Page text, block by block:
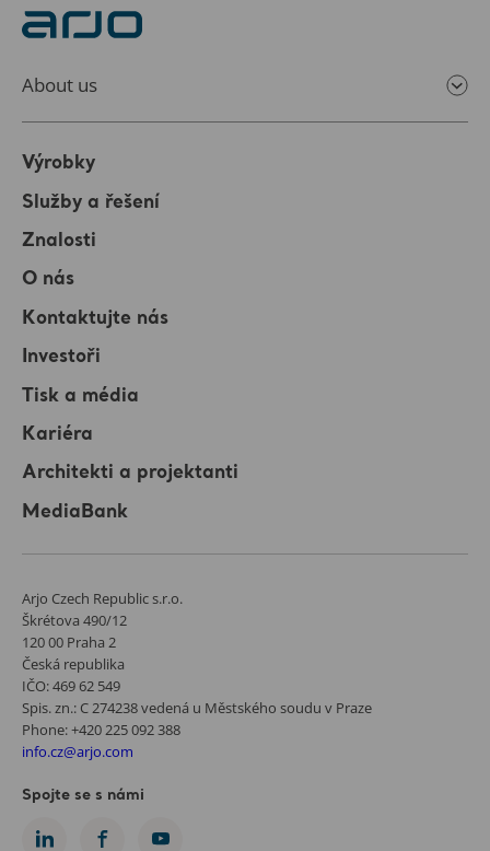
About us
Výrobky
Služby a řešení
Znalosti
O nás
Kontaktujte nás
Investoři
Tisk a média
Kariéra
Architekti a projektanti
MediaBank
Arjo Czech Republic s.r.o.
Škrétova 490/12
120 00 Praha 2
Česká republika
IČO: 469 62 549
Spis. zn.: C 274238 vedená u Městského soudu v Praze
Phone: +420 225 092 388
info.cz@arjo.com
Spojte se s námi